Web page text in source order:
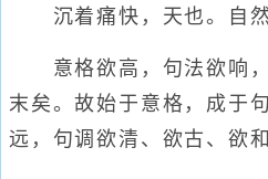
沉着痛快，天也。自然
意格欲高，句法欲响，
末矣。故始于意格，成于
远，句调欲清、欲古、欲